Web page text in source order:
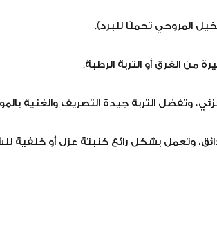
المروحي تحملًا للبرد).
من الغرق أو التربة الرطبة.
وتفضل التربة جيدة التصريف والغنية
وتعمل بشكل رائع كنبتة عزل أو خلفية